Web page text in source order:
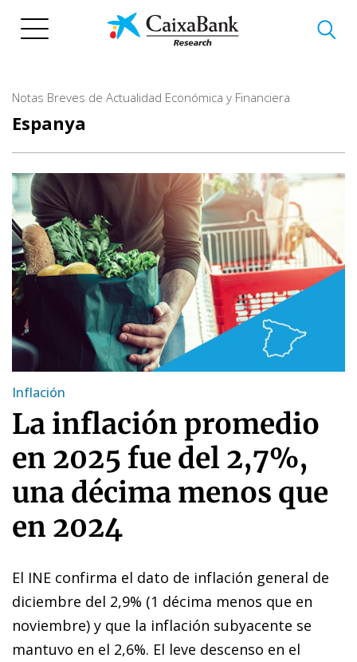
Notas Breves de Actualidad Económica y Financiera
Espanya
Inflación
La inflación promedio
en 2025 fue del 2,7%,
una décima menos que
en 2024
El INE confirma el dato de inflación general de
diciembre del 2,9% (1 décima menos que en
noviembre) y que la inflación subyacente se
mantuvo en el 2,6%. El leve descenso en el